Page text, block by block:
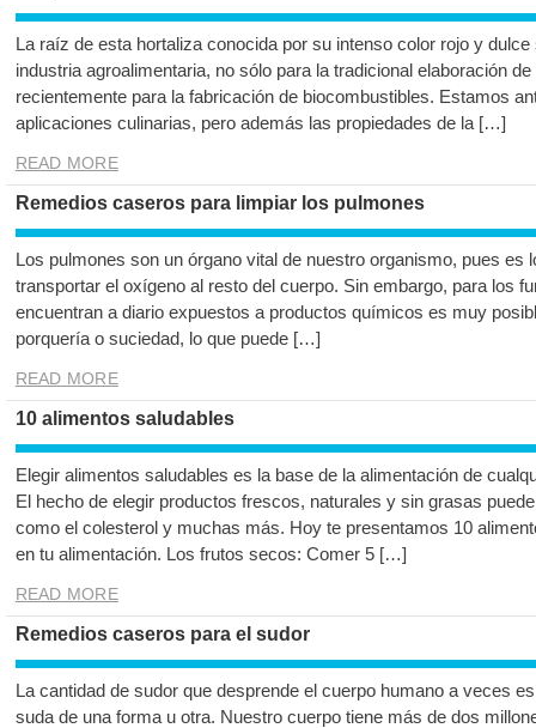
La raíz de esta hortaliza conocida por su intenso color rojo y
industria agroalimentaria, no sólo para la tradicional elaboración
recientemente para la fabricación de biocombustibles. Estamos
aplicaciones culinarias, pero además las propiedades de la […]
READ MORE
Remedios caseros para limpiar los pulmones
Los pulmones son un órgano vital de nuestro organismo, pues es
transportar el oxígeno al resto del cuerpo. Sin embargo, para los
encuentran a diario expuestos a productos químicos es muy
porquería o suciedad, lo que puede […]
READ MORE
10 alimentos saludables
Elegir alimentos saludables es la base de la alimentación de
El hecho de elegir productos frescos, naturales y sin grasas
como el colesterol y muchas más. Hoy te presentamos 10
en tu alimentación. Los frutos secos: Comer 5 […]
READ MORE
Remedios caseros para el sudor
La cantidad de sudor que desprende el cuerpo humano a veces
suda de una forma u otra. Nuestro cuerpo tiene más de dos